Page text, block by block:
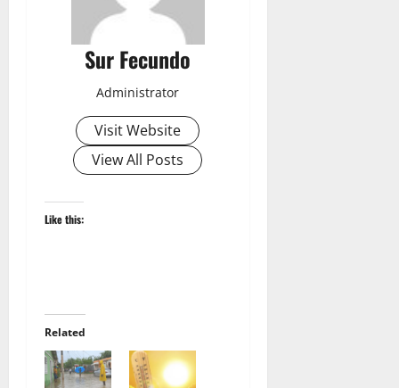
Sur Fecundo
Administrator
Visit Website
View All Posts
Like this:
Related